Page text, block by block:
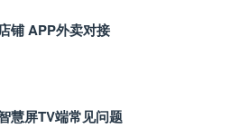
铺 APP外卖对接
慧屏TV端常见问题